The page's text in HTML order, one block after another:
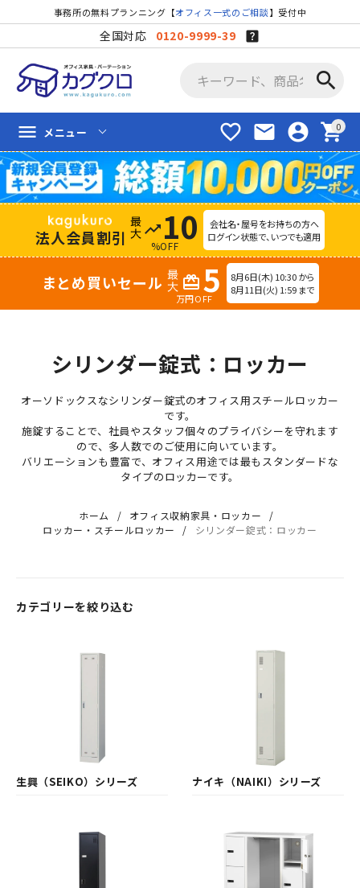
事務所の無料プランニング【オフィス一式のご相談】受付中
全国対応 0120-9999-39
search
favorite_border mail account_circle shopping_cart
menu メニュー
法人会員割引 trending_up 10
%OFF
会社名・屋号をお持ちの方へ
ログイン状態で、いつでも適用
まとめ買いセール redeem 5
万円OFF
8月6日(木) 10:30 から
8月11日(火) 1:59 まで
シリンダー錠式：ロッカー
オーソドックスなシリンダー錠式のオフィス用スチールロッカー
です。
施錠することで、社員やスタッフ個々のプライバシーを守れます
ので、多人数でのご使用に向いています。
バリエーションも豊富で、オフィス用途では最もスタンダードな
タイプのロッカーです。
ホーム
オフィス収納家具・ロッカー
ロッカー・スチールロッカー
シリンダー錠式：ロッカー
カテゴリーを絞り込む
生興（SEIKO）シリーズ ナイキ（NAIKI）シリーズ